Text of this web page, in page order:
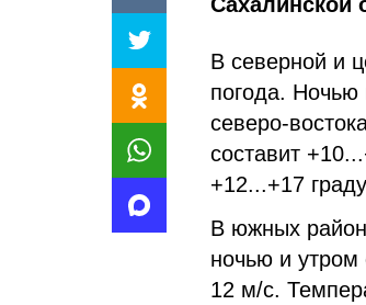
В северной и
погода. Ночью
северо-
составит
+12...+17
В южных
ночью и утром
12 м/c.